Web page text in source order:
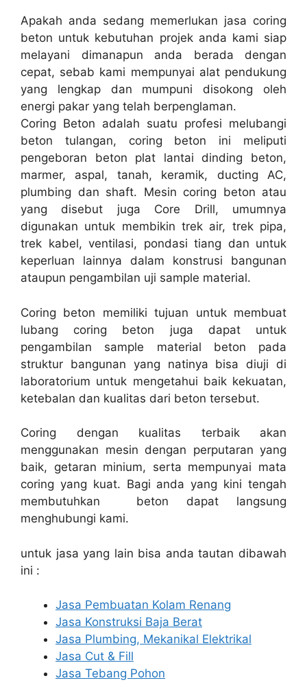
Apakah anda sedang memerlukan jasa coring
beton untuk kebutuhan projek anda kami siap
melayani dimanapun anda berada dengan
cepat, sebab kami mempunyai alat pendukung
yang lengkap dan mumpuni disokong oleh
energi pakar yang telah berpenglaman.
Coring Beton adalah suatu profesi melubangi
beton tulangan, coring beton ini meliputi
pengeboran beton plat lantai dinding beton,
marmer, aspal, tanah, keramik, ducting AC,
plumbing dan shaft. Mesin coring beton atau
yang disebut juga Core Drill, umumnya
digunakan untuk membikin trek air, trek pipa,
trek kabel, ventilasi, pondasi tiang dan untuk
keperluan lainnya dalam konstrusi bangunan
ataupun pengambilan uji sample material.
Coring beton memiliki tujuan untuk membuat
lubang coring beton juga dapat untuk
pengambilan sample material beton pada
struktur bangunan yang natinya bisa diuji di
laboratorium untuk mengetahui baik kekuatan,
ketebalan dan kualitas dari beton tersebut.
Coring dengan kualitas terbaik akan
menggunakan mesin dengan perputaran yang
baik, getaran minium, serta mempunyai mata
coring yang kuat. Bagi anda yang kini tengah
membutuhkan beton dapat langsung
menghubungi kami.
untuk jasa yang lain bisa anda tautan dibawah
ini :
Jasa Pembuatan Kolam Renang
Jasa Konstruksi Baja Berat
Jasa Plumbing, Mekanikal Elektrikal
Jasa Cut & Fill
Jasa Tebang Pohon